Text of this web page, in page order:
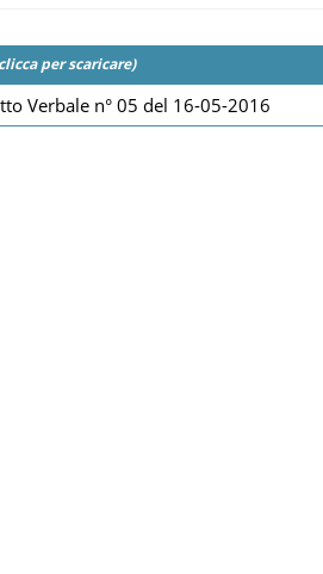
per scaricare)
Verbale n° 05 del 16-05-2016